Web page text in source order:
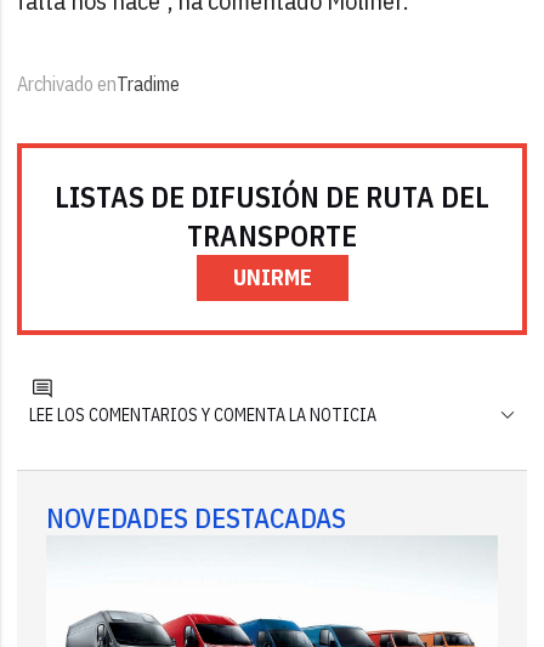
Archivado enTradime
LISTAS DE DIFUSIÓN DE RUTA DEL
TRANSPORTE
UNIRME
LEE LOS COMENTARIOS Y COMENTA LA NOTICIA
NOVEDADES DESTACADAS